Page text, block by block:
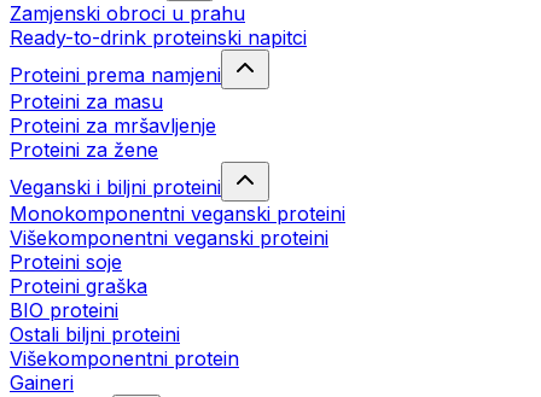
Zamjenski obroci u prahu
Ready-to-drink proteinski napitci
Proteini prema namjeni
Proteini za masu
Proteini za mršavljenje
Proteini za žene
Veganski i biljni proteini
Monokomponentni veganski proteini
Višekomponentni veganski proteini
Proteini soje
Proteini graška
BIO proteini
Ostali biljni proteini
Višekomponentni protein
Gaineri